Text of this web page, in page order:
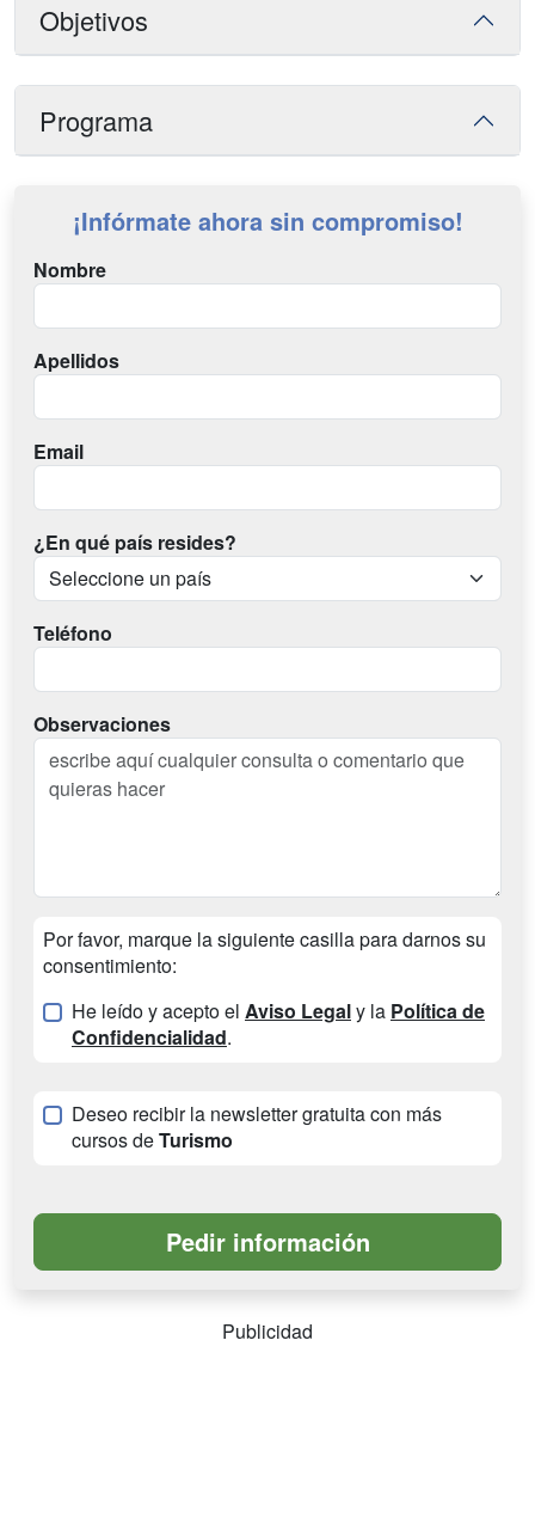
Objetivos
Programa
¡Infórmate ahora sin compromiso!
Nombre
Apellidos
Email
¿En qué país resides?
Teléfono
Observaciones
Por favor, marque la siguiente casilla para darnos su
consentimiento:
He leído y acepto el Aviso Legaly la Política de
Confidencialidad.
Deseo recibir la newsletter gratuita con más
cursos deTurismo
Publicidad